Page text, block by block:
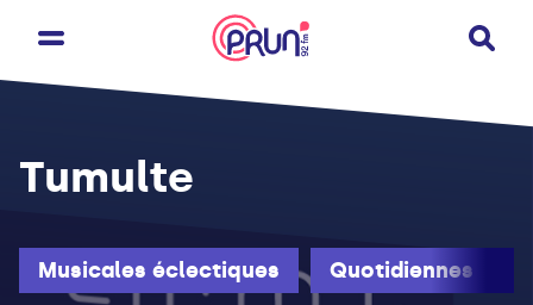
Musicales éclectiques Quotidiennes
Tumulte